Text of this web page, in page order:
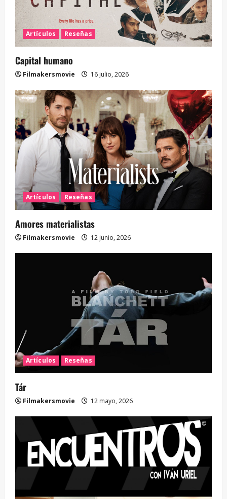
Artículos Reseñas
Capital humano
Filmakersmovie 16 julio, 2026
Artículos Reseñas
Amores materialistas
Filmakersmovie 12 junio, 2026
Artículos Reseñas
Tár
Filmakersmovie 12 mayo, 2026